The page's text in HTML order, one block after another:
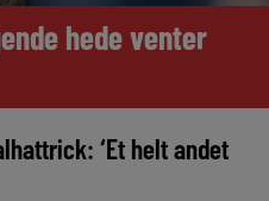
hede venter
‘Et helt andet